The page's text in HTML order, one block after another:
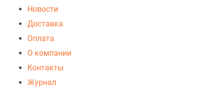
Новости
Доставка
Оплата
О компании
Контакты
Журнал